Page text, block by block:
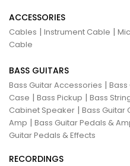
ACCESSORIES
Cables | Instrument Cable |
Cable
BASS GUITARS
Bass Guitar Accessories |
Case | Bass Pickup | Bass
Cabinet Speaker | Bass Guitar
Amp | Bass Guitar Pedals &
Guitar Pedals & Effects
RECORDINGS